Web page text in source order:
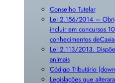
Conselho Tutelar
Lei 2.156/2014 –
incluir em concursos
conhecimentos
Lei 2.113/2013.
animais
Código Tributário
Legislações que